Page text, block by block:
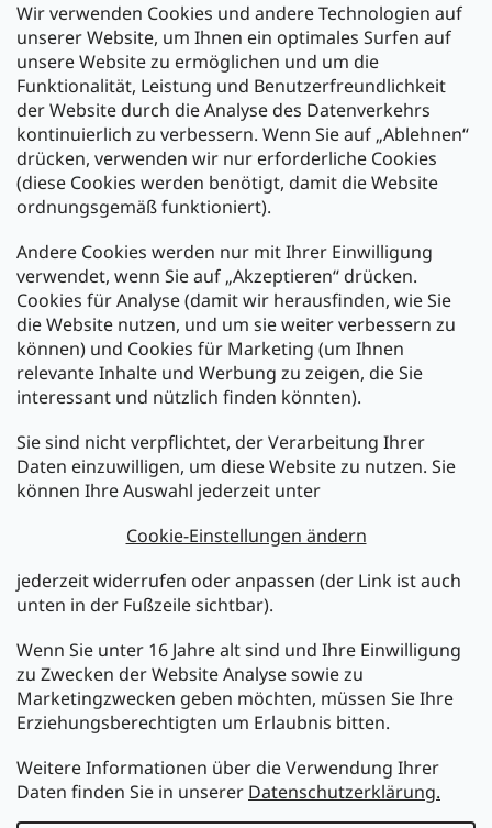
Wir verwenden Cookies und andere Technologien auf
unserer Website, um Ihnen ein optimales Surfen auf
unsere Website zu ermöglichen und um die
Funktionalität, Leistung und Benutzerfreundlichkeit
der Website durch die Analyse des Datenverkehrs
kontinuierlich zu verbessern. Wenn Sie auf „Ablehnen“
drücken, verwenden wir nur erforderliche Cookies
(diese Cookies werden benötigt, damit die Website
ordnungsgemäß funktioniert).
Andere Cookies werden nur mit Ihrer Einwilligung
verwendet, wenn Sie auf „Akzeptieren“ drücken.
Cookies für Analyse (damit wir herausfinden, wie Sie
die Website nutzen, und um sie weiter verbessern zu
können) und Cookies für Marketing (um Ihnen
relevante Inhalte und Werbung zu zeigen, die Sie
interessant und nützlich finden könnten).
Sie sind nicht verpflichtet, der Verarbeitung Ihrer
Daten einzuwilligen, um diese Website zu nutzen. Sie
können Ihre Auswahl jederzeit unter
Cookie-Einstellungen ändern
jederzeit widerrufen oder anpassen (der Link ist auch
unten in der Fußzeile sichtbar).
Wenn Sie unter 16 Jahre alt sind und Ihre Einwilligung
zu Zwecken der Website Analyse sowie zu
Marketingzwecken geben möchten, müssen Sie Ihre
Erziehungsberechtigten um Erlaubnis bitten.
Weitere Informationen über die Verwendung Ihrer
Daten finden Sie in unserer Datenschutzerklärung.
Filiale Ulm
Zahlung und Versand
Versand mit:
Zahlarten:
Newsletter abonnieren
Legen Sie Ihre E-Mail ein und wir werden Ihnen Informationen
über neue Produkte in unserem E-Shop zusenden.
E-Mail
Melden Sie sich jetzt für den mükra Newsletter an,
kostenlos und jederzeit kündbar! Mit der Anmeldung zum
Newsletter bestätigen Sie Ihr Einverständnis mit der
Datenschutzerklärung.
ANMELDEN